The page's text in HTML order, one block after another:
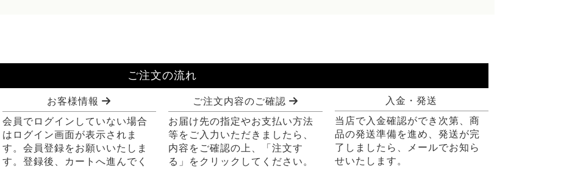
ご注文の流れ
お客様情報
会員でログインしていない場合
はログイン画面が表示されま
す。会員登録をお願いいたしま
す。登録後、カートへ進んでく
ご注文内容のご確認
お届け先の指定やお支払い方法
等をご入力いただきましたら、
内容をご確認の上、「注文す
る」をクリックしてください。
入金・発送
当店で入金確認ができ次第、商
品の発送準備を進め、発送が完
了しましたら、メールでお知ら
せいたします。